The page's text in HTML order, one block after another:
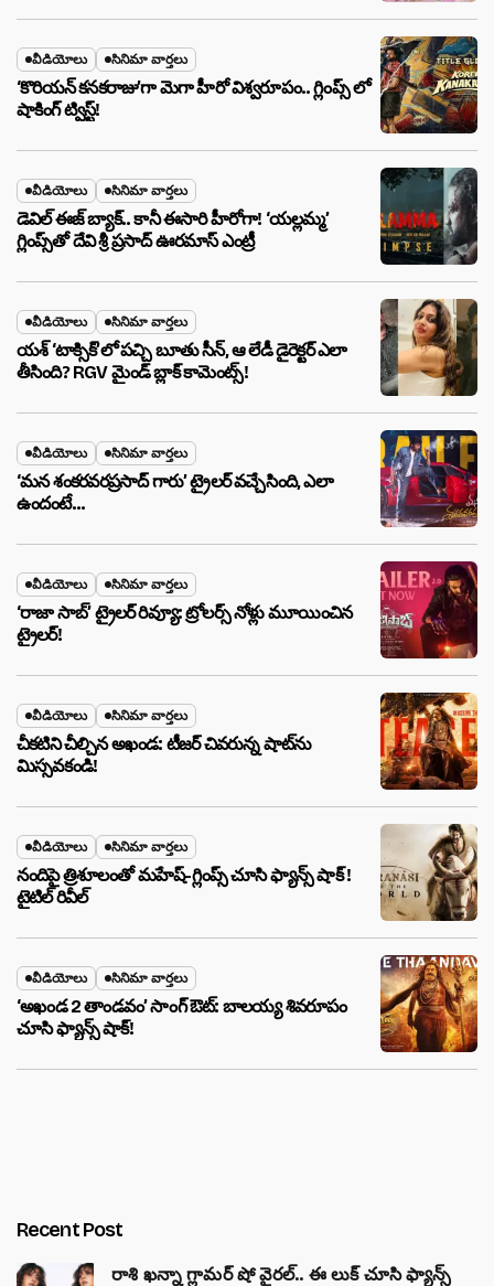
వీడియోలు సినిమా వార్తలు
‘కొరియన్ కనకరాజు’గా మెగా హీరో విశ్వరూపం.. గ్లింప్స్ లో
షాకింగ్ ట్విస్ట్!
వీడియోలు సినిమా వార్తలు
డెవిల్ ఈజ్ బ్యాక్.. కానీ ఈసారి హీరోగా! ‘యల్లమ్మ’
గ్లింప్స్‌తో దేవి శ్రీ ప్రసాద్ ఊరమాస్ ఎంట్రీ
వీడియోలు సినిమా వార్తలు
యశ్ ‘టాక్సిక్’లో పచ్చి బూతు సీన్, ఆ లేడీ డైరెక్టర్ ఎలా
తీసింది? RGV మైండ్ బ్లాక్ కామెంట్స్!
వీడియోలు సినిమా వార్తలు
‘మన శంకరవరప్రసాద్ గారు’ ట్రైలర్ వచ్చేసింది, ఎలా
ఉందంటే…
వీడియోలు సినిమా వార్తలు
‘రాజా సాబ్’ ట్రైలర్ రివ్యూ: ట్రోలర్స్ నోళ్లు మూయించిన
ట్రైలర్!
వీడియోలు సినిమా వార్తలు
చీకటిని చీల్చిన అఖండ: టీజర్ చివరున్న షాట్‌ను
మిస్సవకండి!
వీడియోలు సినిమా వార్తలు
నందిపై త్రిశూలంతో మహేష్-గ్లింప్స్ చూసి ఫ్యాన్స్ షాక్ !
టైటిల్ రివీల్
వీడియోలు సినిమా వార్తలు
‘అఖండ 2 తాండవం’ సాంగ్ ఔట్: బాలయ్య శివరూపం
చూసి ఫ్యాన్స్ షాక్!
Recent Post
రాశి ఖన్నా గ్లామర్ షో వైరల్.. ఈ లుక్ చూసి ఫ్యాన్స్